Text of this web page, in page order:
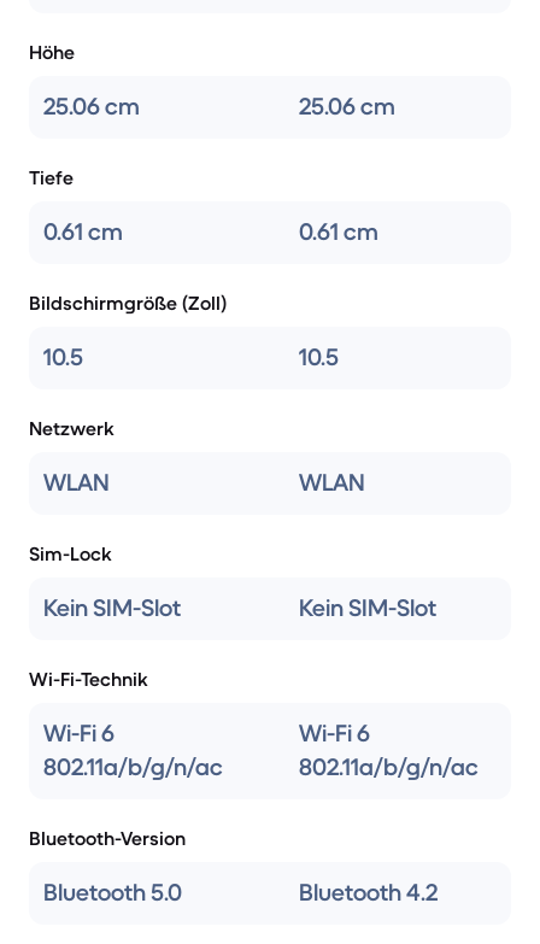
Höhe
25.06 cm 25.06 cm
Tiefe
0.61 cm 0.61 cm
Bildschirmgröße (Zoll)
10.5 10.5
Netzwerk
WLAN WLAN
Sim-Lock
Kein SIM-Slot Kein SIM-Slot
Wi-Fi-Technik
Wi-Fi 6
802.11a/b/g/n/ac
Wi-Fi 6
802.11a/b/g/n/ac
Bluetooth-Version
Bluetooth 5.0 Bluetooth 4.2